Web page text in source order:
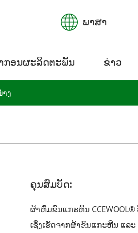
ພາສາ
ກອນຜະລິດຕະພັນ ຂ່າວ
ງ
ຄຸນສົມບັດ:
ຜ້າຫົ່ມຂົນແກະຫີນ
ເຊິ່ງເຮັດຈາກຜ້າຂົນແກະຫີນ ແລ